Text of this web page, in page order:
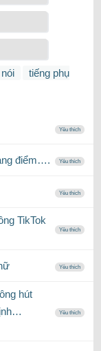
tiếng phụ
Yêu thích
điểm…. Yêu thích
Yêu thích
TikTok
Yêu thích
Yêu thích
hút
Yêu thích